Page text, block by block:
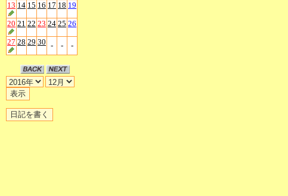
13 14 15 16 17 18 19
20 21 22 23 24 25 26
27 28 29 30 - - -